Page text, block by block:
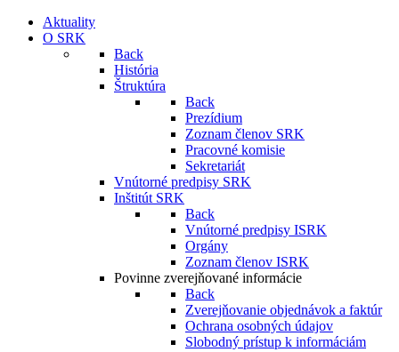
Aktuality
O SRK
Back
História
Štruktúra
Back
Prezídium
Zoznam členov SRK
Pracovné komisie
Sekretariát
Vnútorné predpisy SRK
Inštitút SRK
Back
Vnútorné predpisy ISRK
Orgány
Zoznam členov ISRK
Povinne zverejňované informácie
Back
Zverejňovanie objednávok a faktúr
Ochrana osobných údajov
Slobodný prístup k informáciám